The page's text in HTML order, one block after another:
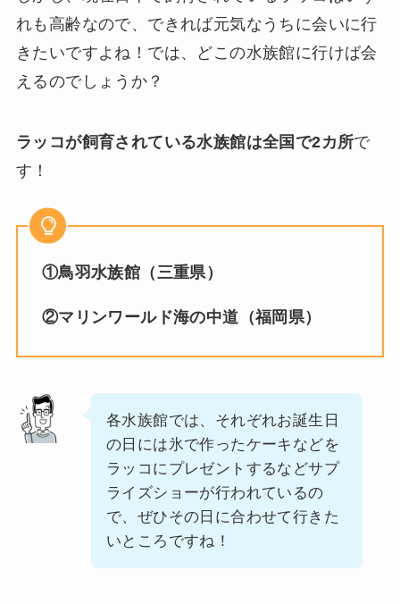
れも高齢なので、できれば元気なうちに会いに行
きたいですよね！では、どこの水族館に行けば会
えるのでしょうか？
ラッコが飼育されている水族館は全国で2カ所で
す！
①鳥羽水族館（三重県）
②マリンワールド海の中道（福岡県）
各水族館では、それぞれお誕生日
の日には氷で作ったケーキなどを
ラッコにプレゼントするなどサプ
ライズショーが行われているの
で、ぜひその日に合わせて行きた
いところですね！